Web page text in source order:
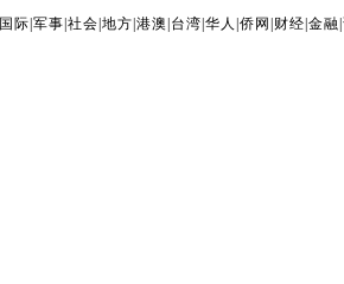
国际 |军事 |社会 |地方 |港澳 台湾 |华人 |侨网 财经 |金融 |